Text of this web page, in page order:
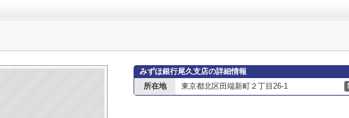
みずほ銀行尾久支店の詳細情報
所在地
東京都北区田端新町２丁目26-1